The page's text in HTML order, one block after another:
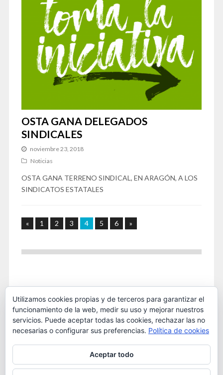
OSTA GANA DELEGADOS
SINDICALES
noviembre 23, 2018
Noticias
OSTA GANA TERRENO SINDICAL, EN ARAGÓN, A LOS
SINDICATOS ESTATALES
« 1 2 3 4 5 6 »
Este obra está bajo unalicencia de Creative Commons
Reconocimiento-NoComercial 4.0 Internacional. 2016
Utilizamos cookies propias y de terceros para garantizar el
funcionamiento de la web, medir su uso y mejorar nuestros
servicios. Puede aceptar todas las cookies, rechazar las no
necesarias o configurar sus preferencias. Política de cookies
Aceptar todo